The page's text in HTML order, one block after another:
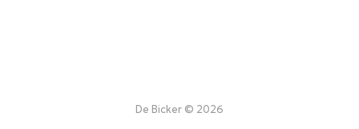
De Bicker © 2026